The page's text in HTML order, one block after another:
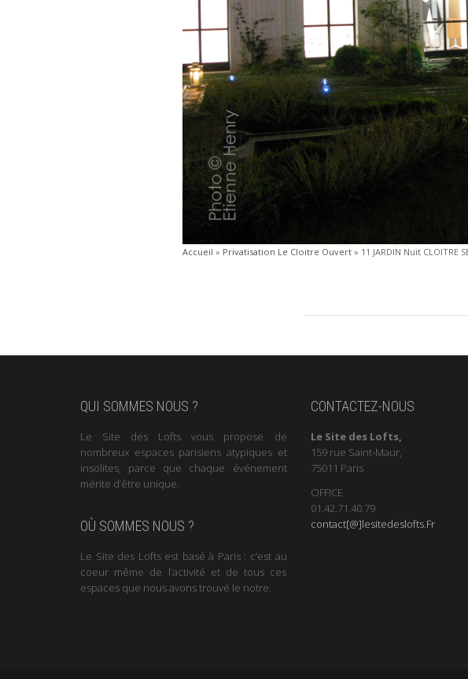
Accueil » Privatisation Le Cloitre Ouvert » 11 JARDIN Nuit CLOITRE
QUI SOMMES NOUS ?
Le Site des Lofts vous propose de
nombreux espaces parisiens atypiques et
insolites, parce que chaque événement
mérite d’être unique.
OÙ SOMMES NOUS ?
Le Site des Lofts est basé à Paris : c’est au
coeur même de l’activité et de tous ces
espaces que nous avons trouvé le notre.
CONTACTEZ-NOUS
Le Site des Lofts,
159 rue Saint-Maur,
75011 Paris
OFFICE
01.42.71.40.79
contact[@]lesitedeslofts.Fr